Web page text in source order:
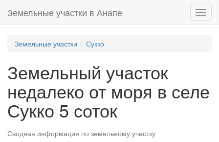
Земельные участки в Анапе
Земельные участки Сукко
Земельный участок
недалеко от моря в селе
Сукко 5 соток
Сводная информация по земельному участку